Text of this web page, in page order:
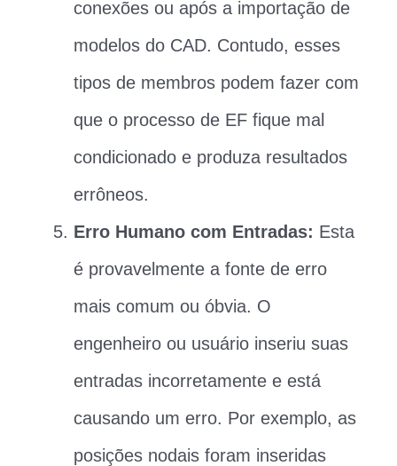
conexões ou após a importação de
modelos do CAD. Contudo, esses
tipos de membros podem fazer com
que o processo de EF fique mal
condicionado e produza resultados
errôneos.
Erro Humano com Entradas: Esta
é provavelmente a fonte de erro
mais comum ou óbvia. O
engenheiro ou usuário inseriu suas
entradas incorretamente e está
causando um erro. Por exemplo, as
posições nodais foram inseridas